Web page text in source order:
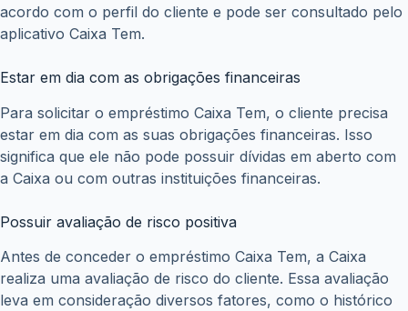
acordo com o perfil do cliente e pode ser consultado pelo
aplicativo Caixa Tem.
Estar em dia com as obrigações financeiras
Para solicitar o empréstimo Caixa Tem, o cliente precisa
estar em dia com as suas obrigações financeiras. Isso
significa que ele não pode possuir dívidas em aberto com
a Caixa ou com outras instituições financeiras.
Possuir avaliação de risco positiva
Antes de conceder o empréstimo Caixa Tem, a Caixa
realiza uma avaliação de risco do cliente. Essa avaliação
leva em consideração diversos fatores, como o histórico